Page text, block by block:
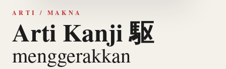
ARTI / MAKNA
Arti Kanji 駆
menggerakkan